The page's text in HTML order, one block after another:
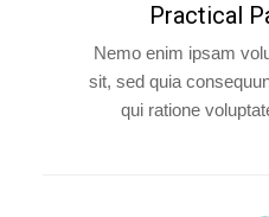
Practical
Nemo enim ipsam
sit, sed quia
qui ratione